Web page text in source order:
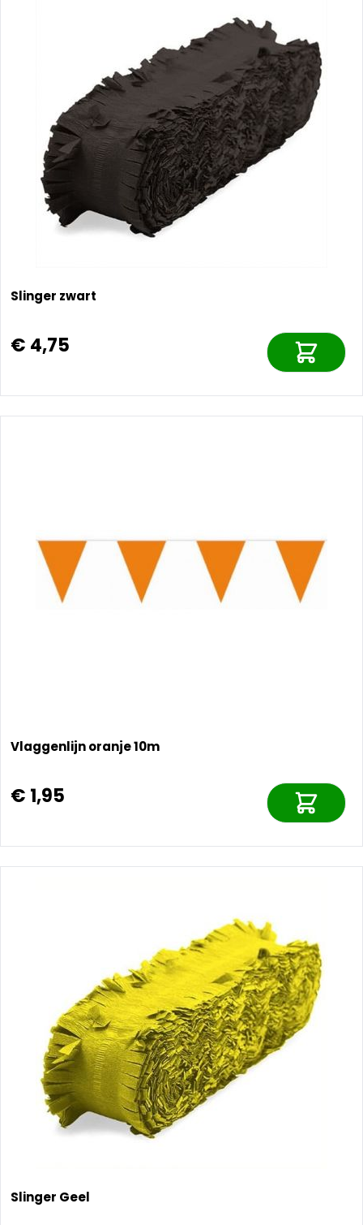
Slinger zwart
€ 4,75
Vlaggenlijn oranje 10m
€ 1,95
Slinger Geel